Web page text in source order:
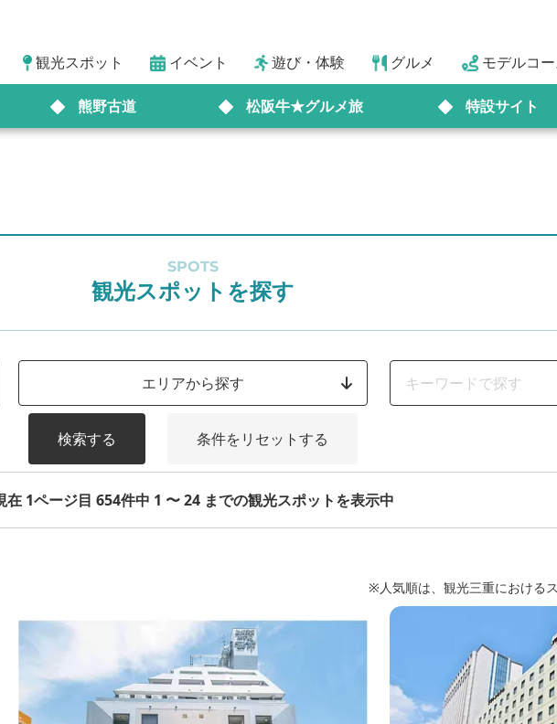
観光スポット イベント 遊び・体験 グルメ モデルコー
熊野古道 松阪牛★グルメ旅 特設サイト
SPOTS
観光スポットを探す
エリアから探す
検索する 条件をリセットする
在 1ページ目 654件中 1 〜 24 までの観光スポットを表示中
※人気順は、観光三重における